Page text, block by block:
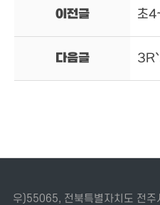
이전글 초
다음글
우)55065, 전북특별자치도 전